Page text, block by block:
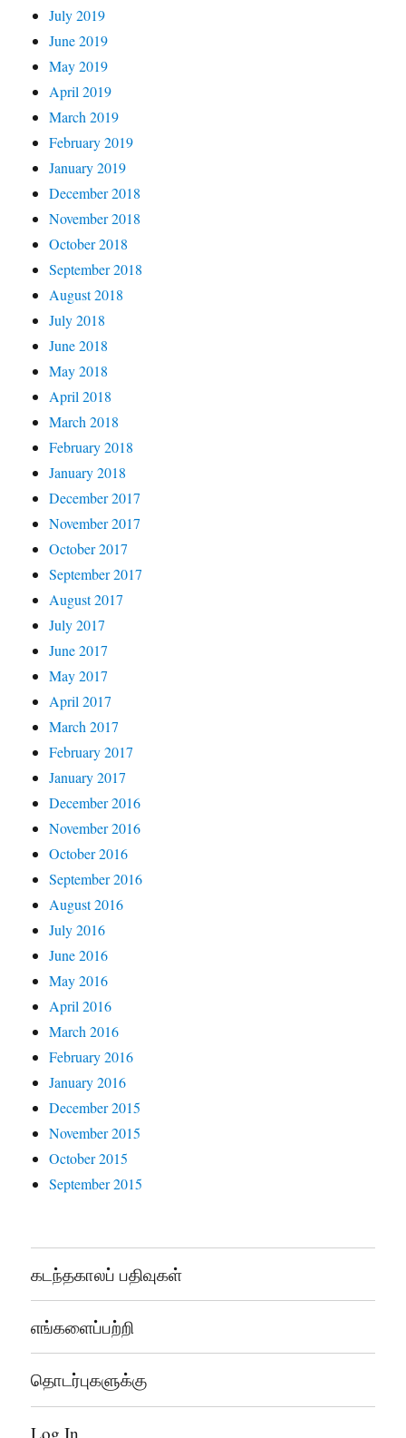
July 2019
June 2019
May 2019
April 2019
March 2019
February 2019
January 2019
December 2018
November 2018
October 2018
September 2018
August 2018
July 2018
June 2018
May 2018
April 2018
March 2018
February 2018
January 2018
December 2017
November 2017
October 2017
September 2017
August 2017
July 2017
June 2017
May 2017
April 2017
March 2017
February 2017
January 2017
December 2016
November 2016
October 2016
September 2016
August 2016
July 2016
June 2016
May 2016
April 2016
March 2016
February 2016
January 2016
December 2015
November 2015
October 2015
September 2015
கடந்தகாலப் பதிவுகள்
எங்களைப்பற்றி
தொடர்புகளுக்கு
Log In